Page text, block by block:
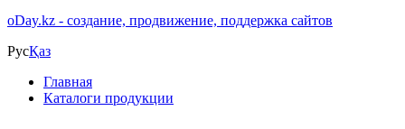
oDay.kz - создание, продвижение, поддержка сайтов
РусҚаз
Главная
Каталоги продукции